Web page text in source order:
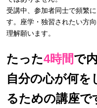
受講中、参加者同士で頻繁
す。座学・独習されたい方
理解願います。
たった4時間で
自分の心が何を
るための講座で